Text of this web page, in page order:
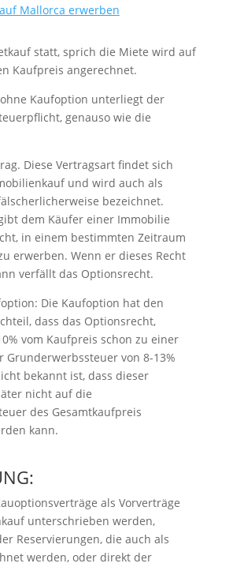
Mallorca erwerben
statt, sprich die Miete wird auf
Kaufpreis angerechnet.
Kaufoption unterliegt der
genauso wie die
Diese Vertragsart findet sich
und wird auch als
bezeichnet.
dem Käufer einer Immobilie
in einem bestimmten Zeitraum
erwerben. Wenn er dieses Recht
verfällt das Optionsrecht.
Die Kaufoption hat den
dass das Optionsrecht,
vom Kaufpreis schon zu einer
Grunderwerbssteuer von 8-13%
bekannt ist, dass dieser
nicht auf die
des Gesamtkaufpreis
kann.
als Vorverträge
unterschrieben werden,
Reservierungen, die auch als
werden, oder direkt der